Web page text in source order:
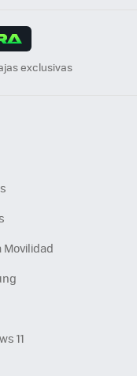
exclusivas
Movilidad
11